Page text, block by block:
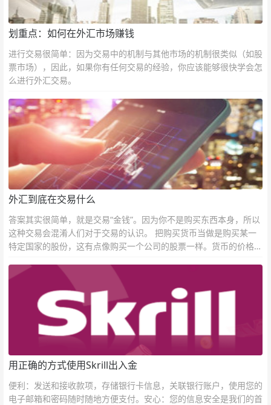
划重点：如何在外汇市场赚钱
进行交易很简单：因为交易中的机制与其他市场的机制很类似（如股
票市场），因此，如果你有任何交易的经验，你应该能够很快学会怎
么进行外汇交易。
外汇到底在交易什么
答案其实很简单，就是交易“金钱”。因为你不是购买东西本身，所以
这种交易会混淆人们对于交易的认识。 把购买货币当做是购买某一
特定国家的股份，这有点像购买一个公司的股票一样。货币的价格直
用正确的方式使用Skrill出入金
便利：发送和接收款项，存储银行卡信息，关联银行账户，使用您的
电子邮箱和密码随时随地方便支付。安心：您的信息安全是我们的首